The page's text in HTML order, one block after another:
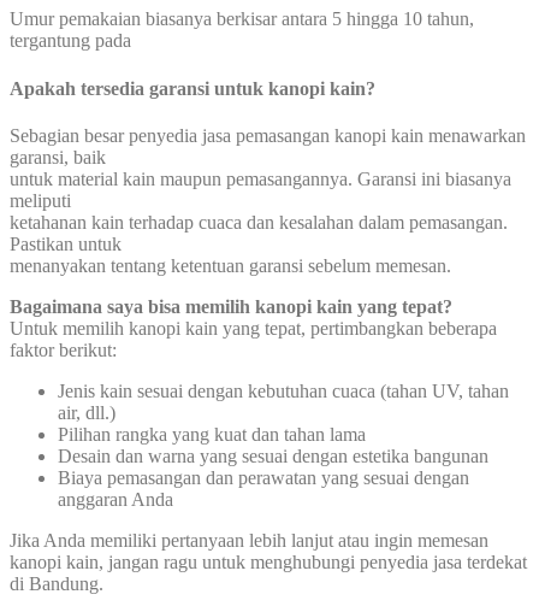
Umur pemakaian biasanya berkisar antara 5 hingga 10 tahun,
tergantung pada
Apakah tersedia garansi untuk kanopi kain?
Sebagian besar penyedia jasa pemasangan kanopi kain menawarkan
garansi, baik
untuk material kain maupun pemasangannya. Garansi ini biasanya
meliputi
ketahanan kain terhadap cuaca dan kesalahan dalam pemasangan.
Pastikan untuk
menanyakan tentang ketentuan garansi sebelum memesan.
Bagaimana saya bisa memilih kanopi kain yang tepat?
Untuk memilih kanopi kain yang tepat, pertimbangkan beberapa
faktor berikut:
Jenis kain sesuai dengan kebutuhan cuaca (tahan UV, tahan
air, dll.)
Pilihan rangka yang kuat dan tahan lama
Desain dan warna yang sesuai dengan estetika bangunan
Biaya pemasangan dan perawatan yang sesuai dengan
anggaran Anda
Jika Anda memiliki pertanyaan lebih lanjut atau ingin memesan
kanopi kain, jangan ragu untuk menghubungi penyedia jasa terdekat
di Bandung.